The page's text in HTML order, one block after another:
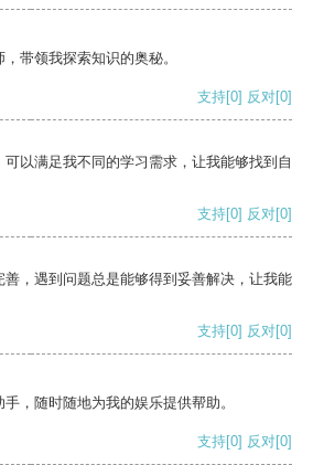
带领我探索知识的奥秘。
支持[0] 反对[0]
以满足我不同的学习需求，让我能够找到自
支持[0] 反对[0]
，遇到问题总是能够得到妥善解决，让我能
支持[0] 反对[0]
，随时随地为我的娱乐提供帮助。
支持[0] 反对[0]